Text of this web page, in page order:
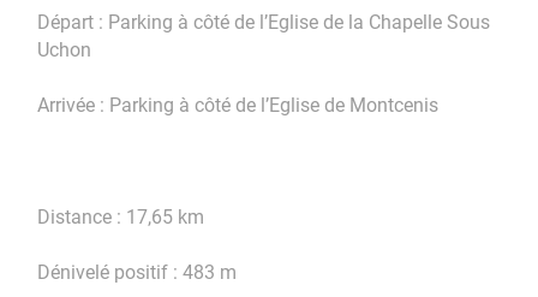
Départ : Parking à côté de l’Eglise de la Chapelle Sous
Uchon
Arrivée : Parking à côté de l’Eglise de Montcenis
Distance : 17,65 km
Dénivelé positif : 483 m